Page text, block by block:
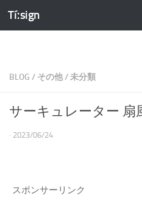
コンテンツへスキップ
Tíːsign
BLOG / その他/未分類
サーキュレーター 扇
· 2023/06/24
スポンサーリンク